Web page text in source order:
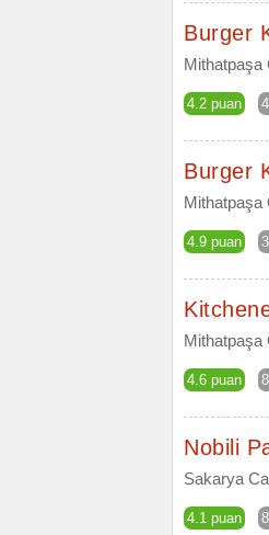
Burger
Mithatpaşa
4.2 puan
Burger
Mithatpaşa
4.9 puan
Mithatpaşa
4.6 puan
Nobili
Sakarya
4.1 puan